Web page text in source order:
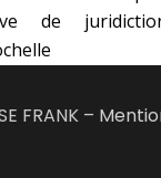
de
FRANK –